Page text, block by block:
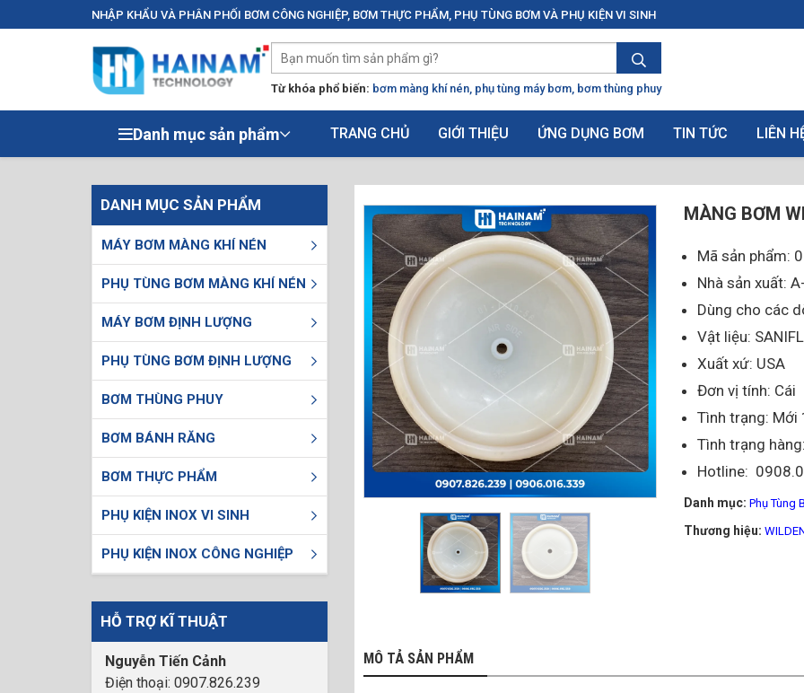
NHẬP KHẨU VÀ PHÂN PHỐI BƠM CÔNG NGHIỆP, BƠM THỰC PHẨM, PHỤ TÙNG BƠM VÀ PHỤ KIỆN VI SINH
Từ khóa phổ biến: bơm màng khí nén phụ tùng máy bơm bơm thùng phuy
Danh mục sản phẩm TRANG CHỦ GIỚI THIỆU ỨNG DỤNG BƠM TIN TỨC LIÊN
DANH MỤC SẢN PHẨM
MÁY BƠM MÀNG KHÍ NÉN
PHỤ TÙNG BƠM MÀNG KHÍ NÉN
MÁY BƠM ĐỊNH LƯỢNG
PHỤ TÙNG BƠM ĐỊNH LƯỢNG
BƠM THÙNG PHUY
BƠM BÁNH RĂNG
BƠM THỰC PHẨM
PHỤ KIỆN INOX VI SINH
PHỤ KIỆN INOX CÔNG NGHIỆP
HỖ TRỢ KĨ THUẬT
Nguyễn Tiến Cảnh
Điện thoại: 0907.826.239
MÀNG BƠM
Mã sản phẩm:
Nhà sản xuất:
Dùng cho các
Vật liệu:
Xuất xứ: USA
Đơn vị tính: Cái
Tình trạng: Mới
Tình trạng
Hotline:
Danh mục: Phụ Tùng
Thương hiệu:
MÔ TẢ SẢN PHẨM